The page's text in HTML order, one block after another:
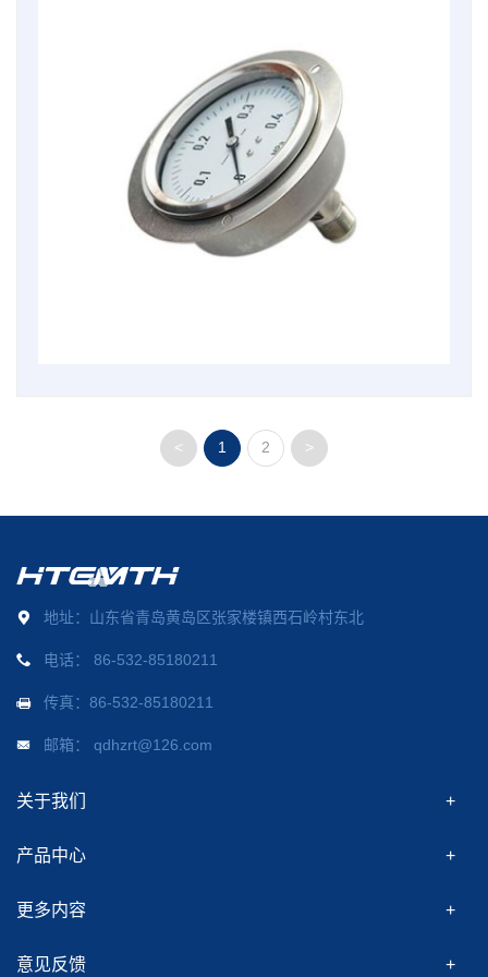
< 1 2 >
地址：山东省青岛黄岛区张家楼镇西石岭村东北
电话： 86-532-85180211
传真：86-532-85180211
邮箱： qdhzrt@126.com
关于我们
产品中心
更多内容
意见反馈